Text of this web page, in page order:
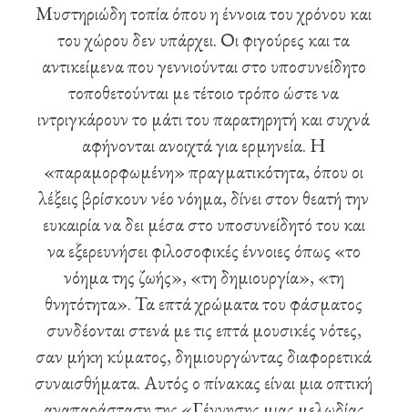
Μυστηριώδη τοπία όπου η έννοια του χρόνου και
του χώρου δεν υπάρχει. Οι φιγούρες και τα
αντικείμενα που γεννιούνται στο υποσυνείδητο
τοποθετούνται με τέτοιο τρόπο ώστε να
ιντριγκάρουν το μάτι του παρατηρητή και συχνά
αφήνονται ανοιχτά για ερμηνεία. Η
«παραμορφωμένη» πραγματικότητα, όπου οι
λέξεις βρίσκουν νέο νόημα, δίνει στον θεατή την
ευκαιρία να δει μέσα στο υποσυνείδητό του και
να εξερευνήσει φιλοσοφικές έννοιες όπως «το
νόημα της ζωής», «τη δημιουργία», «τη
θνητότητα». Τα επτά χρώματα του φάσματος
συνδέονται στενά με τις επτά μουσικές νότες,
σαν μήκη κύματος, δημιουργώντας διαφορετικά
συναισθήματα. Αυτός ο πίνακας είναι μια οπτική